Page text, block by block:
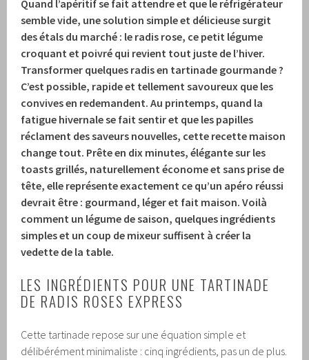
Quand l’apéritif se fait attendre et que le réfrigérateur
semble vide, une solution simple et délicieuse surgit
des étals du marché : le radis rose, ce petit légume
croquant et poivré qui revient tout juste de l’hiver.
Transformer quelques radis en tartinade gourmande ?
C’est possible, rapide et tellement savoureux que les
convives en redemandent. Au printemps, quand la
fatigue hivernale se fait sentir et que les papilles
réclament des saveurs nouvelles, cette recette maison
change tout. Prête en dix minutes, élégante sur les
toasts grillés, naturellement économe et sans prise de
tête, elle représente exactement ce qu’un apéro réussi
devrait être : gourmand, léger et fait maison. Voilà
comment un légume de saison, quelques ingrédients
simples et un coup de mixeur suffisent à créer la
vedette de la table.
LES INGRÉDIENTS POUR UNE TARTINADE
DE RADIS ROSES EXPRESS
Cette tartinade repose sur une équation simple et
délibérément minimaliste : cinq ingrédients, pas un de plus.